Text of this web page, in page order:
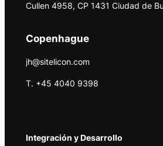
Cullen 4958, CP 1431 Ciudad de
Copenhague
jh@sitelicon.com
T. +45 4040 9398
Integración y Desarrollo